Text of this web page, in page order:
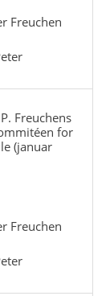
Freuchen
Freuchens
for
(januar
Freuchen